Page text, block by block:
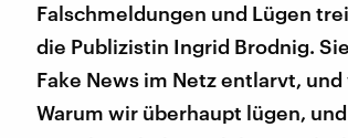
Falschmeldungen und Lügen
die Publizistin Ingrid Brodnig.
Fake News im Netz entlarvt,
Warum wir überhaupt lügen,